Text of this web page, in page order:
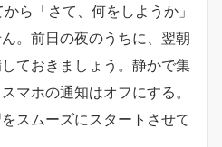
ら「さて、何をしようか」
。前日の夜のうちに、翌朝
ておきましょう。静かで集
マホの通知はオフにする。
スムーズにスタートさせて